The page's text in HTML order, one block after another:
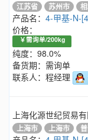
江苏省 苏州市
产品名： 4-甲基-N-
价格：
￥需询单/200kg
纯度：98.0%
备货期：需询单
联系人：程经理
上海化源世纪贸易
上海市 上海市